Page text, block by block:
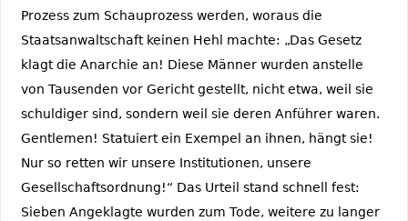
Prozess zum Schauprozess werden, woraus die
Staatsanwaltschaft keinen Hehl machte: „Das Gesetz
klagt die Anarchie an! Diese Männer wurden anstelle
von Tausenden vor Gericht gestellt, nicht etwa, weil sie
schuldiger sind, sondern weil sie deren Anführer waren.
Gentlemen! Statuiert ein Exempel an ihnen, hängt sie!
Nur so retten wir unsere Institutionen, unsere
Gesellschaftsordnung!“ Das Urteil stand schnell fest:
Sieben Angeklagte wurden zum Tode, weitere zu langer